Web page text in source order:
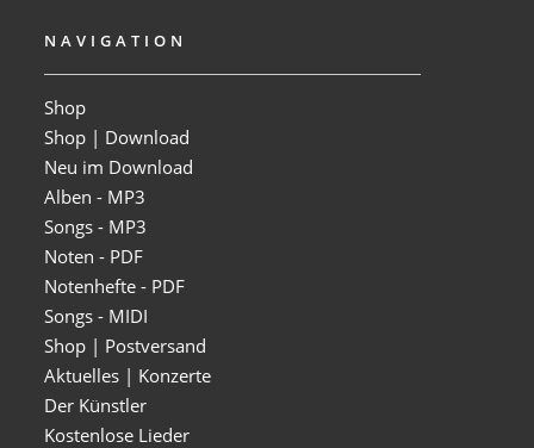
NAVIGATION
Shop
Shop | Download
Neu im Download
Alben - MP3
Songs - MP3
Noten - PDF
Notenhefte - PDF
Songs - MIDI
Shop | Postversand
Aktuelles | Konzerte
Der Künstler
Kostenlose Lieder